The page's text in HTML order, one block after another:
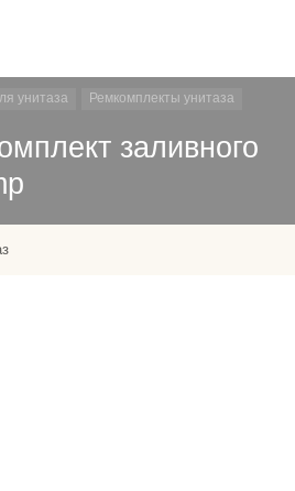
унитаза Ремкомплекты унитаза
заливного